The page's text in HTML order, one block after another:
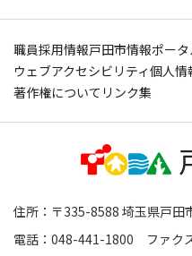
職員採用情報戸田市情報ポー
ウェブアクセシビリティ個人情
著作権について リンク集
住所：〒335-8588 埼玉県戸田
電話：048-441-1800 ファク